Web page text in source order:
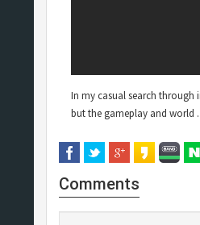
In my casual search through
but the gameplay and world
Comments